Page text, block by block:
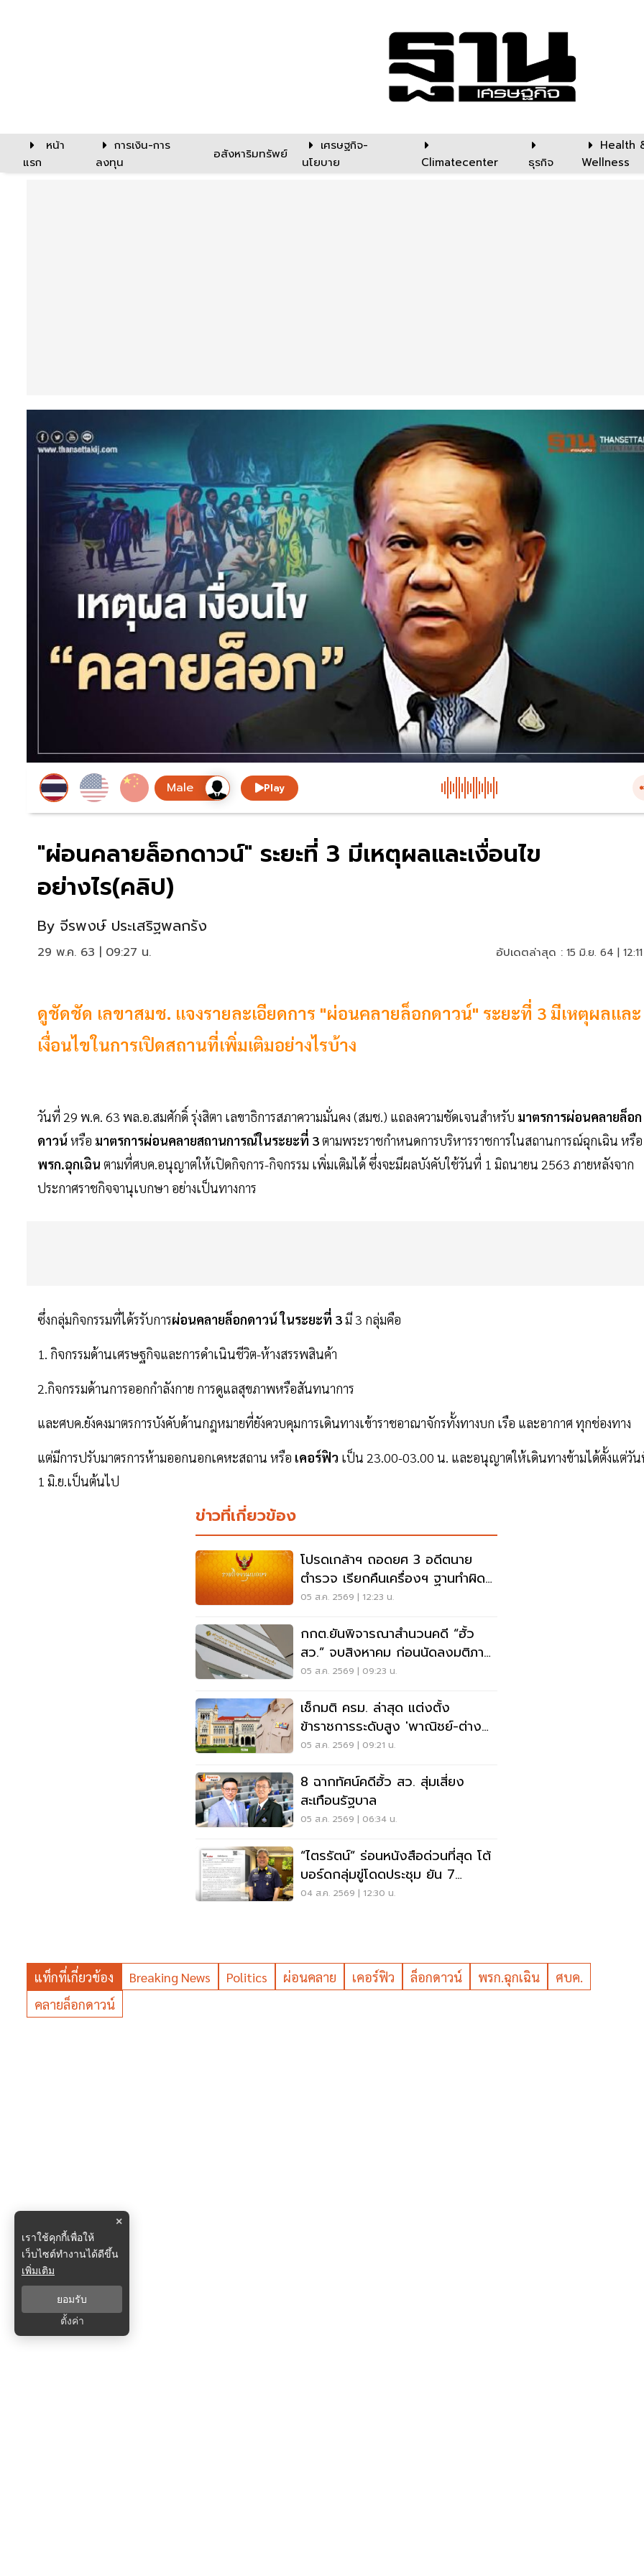
หน้า
แรก
การเงิน-การ
ลงทุน
อสังหาริมทรัพย์
เศรษฐกิจ-
นโยบาย
Climatecenter ธุรกิจ
Health
Wellness
Play
"ผ่อนคลายล็อกดาวน์" ระยะที่ 3 มีเหตุผลและเงื่อนไข
อย่างไร(คลิป)
By จีรพงษ์ ประเสริฐพลกรัง
29 พ.ค. 63 | 09:27 น. อัปเดตล่าสุด : 15 มิ.ย. 64 |
ดูชัดชัด เลขาสมช. แจงรายละเอียดการ "ผ่อนคลายล็อกดาวน์" ระยะที่ 3 มีเหตุผลและ
เงื่อนไขในการเปิดสถานที่เพิ่มเติมอย่างไรบ้าง
วันที่ 29 พ.ค. 63 พล.อ.สมศักดิ์ รุ่งสิตา เลขาธิการสภาความมั่นคง (สมช.) แถลงความชัดเจนสำหรับ มาตรการผ่อนคลายล็อก
ดาวน์ หรือ มาตรการผ่อนคลายสถานการณ์ในระยะที่ 3ตามพระราชกำหนดการบริหารราชการในสถานการณ์ฉุกเฉิน หรือ
พรก.ฉุกเฉิน ตามที่ศบค.อนุญาตให้เปิดกิจการ-กิจกรรม เพิ่มเติมได้ ซึ่งจะมีผลบังคับใช้วันที่ 1 มิถนายน 2563 ภายหลังจาก
ประกาศราชกิจจานุเบกษา อย่างเป็นทางการ
ซึ่งกลุ่มกิจกรรมที่ได้รรับการผ่อนคลายล็อกดาวน์ ในระยะที่ 3มี 3 กลุ่มคือ
1. กิจกรรมด้านเศรษฐกิจและการดำเนินชีวิต-ห้างสรรพสินค้า
2.กิจกรรมด้านการออกกำลังกาย การดูแลสุขภาพหรือสันทนาการ
และศบค.ยังคงมาตรการบังคับด้านกฎหมายที่ยังควบคุมการเดินทางเข้าราชอาณาจักรทั้งทางบก เรือ และอากาศ ทุกช่องทาง
แต่มีการปรับมาตรการห้ามออกนอกเคหะสถาน หรือ เคอร์ฟิว เป็น 23.00-03.00 น. และอนุญาตให้เดินทางข้ามได้ตั้งแต่วั
1 มิ.ย.เป็นต้นไป
ข่าวที่เกี่ยวข้อง
โปรดเกล้าฯ ถอดยศ 3 อดีตนาย
ตำรวจ เรียกคืนเครื่องฯ ฐานทำผิด
วินัยร้ายแรง
05 ส.ค. 2569 | 12:23 น.
กกต.ยันพิจารณาสำนวนคดี “ฮั้ว
สว.” จบสิงหาคม ก่อนนัดลงมติภาย
หลัง
05 ส.ค. 2569 | 09:23 น.
เช็กมติ ครม. ล่าสุด แต่งตั้ง
ข้าราชการระดับสูง 'พาณิชย์-ต่าง
ประเทศ-แรงงาน-ทส.'
05 ส.ค. 2569 | 09:21 น.
8 ฉากทัศน์คดีฮั้ว สว. สุ่มเสี่ยง
สะเทือนรัฐบาล
05 ส.ค. 2569 | 06:34 น.
“ไตรรัตน์” ร่อนหนังสือด่วนที่สุด โต้
บอร์ดกลุ่มขู่โดดประชุม ยัน 7
กรรมการต้องปฏิบัติหน้าที่
04 ส.ค. 2569 | 12:30 น.
แท็กที่เกี่ยวข้อง Breaking News Politics ผ่อนคลาย เคอร์ฟิว ล็อกดาวน์ พรก.ฉุกเฉิน
ศบค.
คลายล็อกดาวน์
×
เราใช้คุกกี้เพื่อให้
เว็บไซต์ทำงานได้ดีขึ้น
เพิ่มเติม
ยอมรับ
ตั้งค่า